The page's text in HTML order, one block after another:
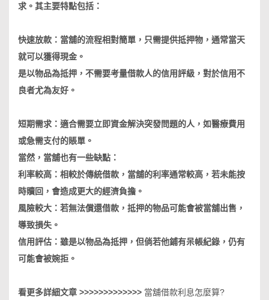
求。其主要特點包括：
快速放款：當舖的流程相對簡單，只需提供抵押物，通常當天
就可以獲得現金。
是以物品為抵押，不需要考量借款人的信用評級，對於信用不
良者尤為友好。
短期需求：適合需要立即資金解決突發問題的人，如醫療費用
或急需支付的賬單。
當然，當舖也有一些缺點：
利率較高：相較於傳統借款，當舖的利率通常較高，若未能按
時贖回，會造成更大的經濟負擔。
風險較大：若無法償還借款，抵押的物品可能會被當舖出售，
導致損失。
信用評估：雖是以物品為抵押，但倘若他鋪有呆帳紀錄，仍有
可能會被婉拒。
看更多詳細文章 >>>>>>>>>>>>> 當舖借款利息怎麼算?